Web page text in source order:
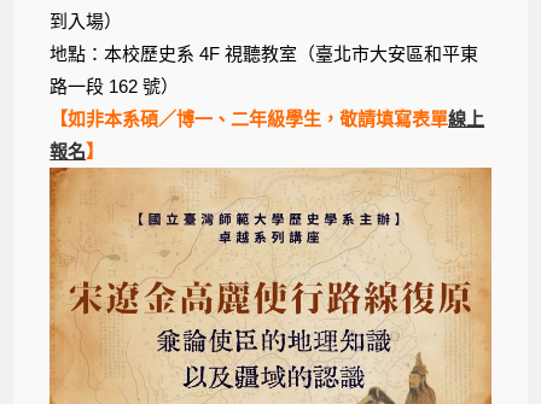
到入場）
地點：本校歷史系 4F 視聽教室（臺北市大安區和平東
路一段 162 號）
【如非本系碩／博一、二年級學生，敬請填寫表單線上
報名】